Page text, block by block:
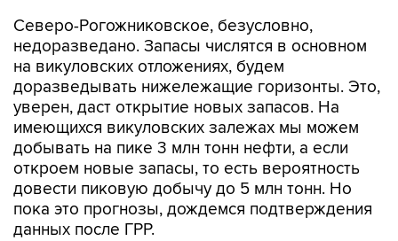
Северо-Рогожниковское, безусловно,
недоразведано. Запасы числятся в основном
на викуловских отложениях, будем
доразведывать нижележащие горизонты. Это,
уверен, даст открытие новых запасов. На
имеющихся викуловских залежах мы можем
добывать на пике 3 млн тонн нефти, а если
откроем новые запасы, то есть вероятность
довести пиковую добычу до 5 млн тонн. Но
пока это прогнозы, дождемся подтверждения
данных после ГРР.